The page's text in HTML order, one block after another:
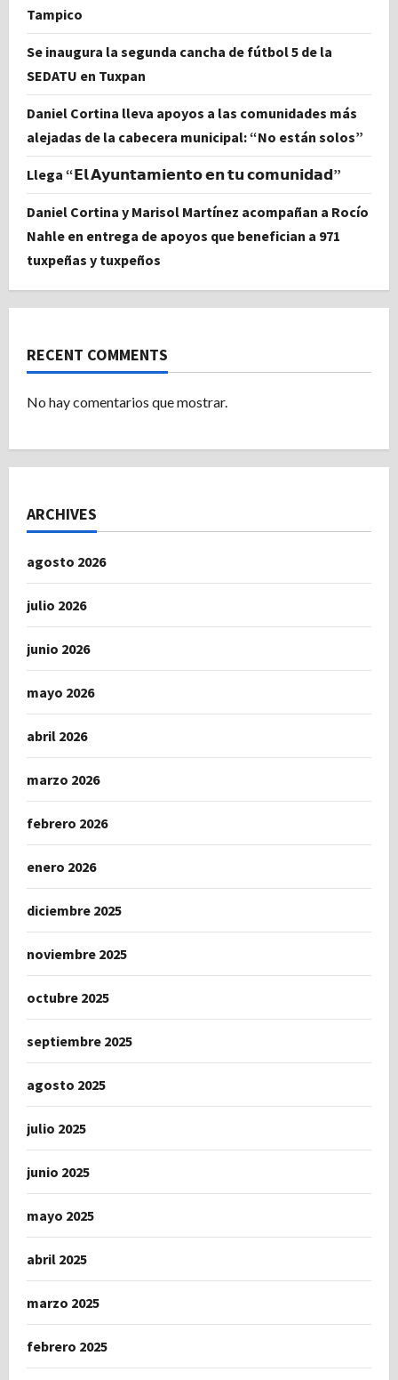
Tampico
Se inaugura la segunda cancha de fútbol 5 de la
SEDATU en Tuxpan
Daniel Cortina lleva apoyos a las comunidades más
alejadas de la cabecera municipal: “No están solos”
Llega “𝗘𝗹 𝗔𝘆𝘂𝗻𝘁𝗮𝗺𝗶𝗲𝗻𝘁𝗼 𝗲𝗻 𝘁𝘂 𝗰𝗼𝗺𝘂𝗻𝗶𝗱𝗮𝗱”
Daniel Cortina y Marisol Martínez acompañan a Rocío
Nahle en entrega de apoyos que benefician a 971
tuxpeñas y tuxpeños
RECENT COMMENTS
No hay comentarios que mostrar.
ARCHIVES
agosto 2026
julio 2026
junio 2026
mayo 2026
abril 2026
marzo 2026
febrero 2026
enero 2026
diciembre 2025
noviembre 2025
octubre 2025
septiembre 2025
agosto 2025
julio 2025
junio 2025
mayo 2025
abril 2025
marzo 2025
febrero 2025